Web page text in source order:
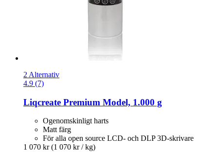
2 Alternativ
4.9 (7)
Liqcreate Premium Model, 1.000 g
Ogenomskinligt harts
Matt färg
För alla open source LCD- och DLP 3D-skrivare
1 070 kr (1 070 kr / kg)